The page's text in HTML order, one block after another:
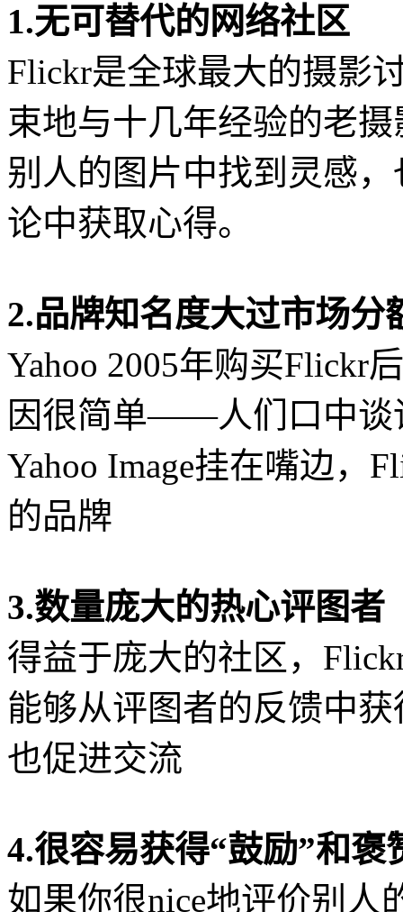
1.无可替代的网络社区
Flickr是全球最大的摄影
束地与十几年经验的老
别人的图片中找到灵感
论中获取心得。
2.品牌知名度大过市场分
Yahoo 2005年购买Flickr
因很简单——人们口中谈
Yahoo Image挂在嘴边，
的品牌
3.数量庞大的热心评图者
得益于庞大的社区，
能够从评图者的反馈中
也促进交流
4.很容易获得“鼓励”和褒
如果你很nice地评价别人